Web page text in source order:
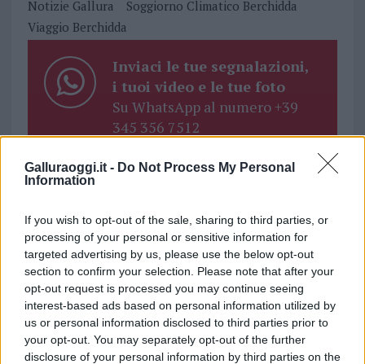
Galluraoggi.it - Do Not Process My Personal
Information
If you wish to opt-out of the sale, sharing to third parties, or
processing of your personal or sensitive information for
targeted advertising by us, please use the below opt-out
section to confirm your selection. Please note that after your
opt-out request is processed you may continue seeing
interest-based ads based on personal information utilized by
us or personal information disclosed to third parties prior to
your opt-out. You may separately opt-out of the further
disclosure of your personal information by third parties on the
Notizie Gallura
Soggiorno Climatico Berchidda
Viaggio Berchidda
Inviaci le tue segnalazioni,
i tuoi video e le tue foto
Su WhatsApp al numero +39
345 356 7512
Entra nel canale telegram di
GalluraOggi.it
Ricevi le nostre ultime news